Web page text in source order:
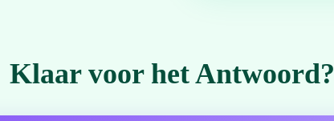
Klaar voor het Antwoord?